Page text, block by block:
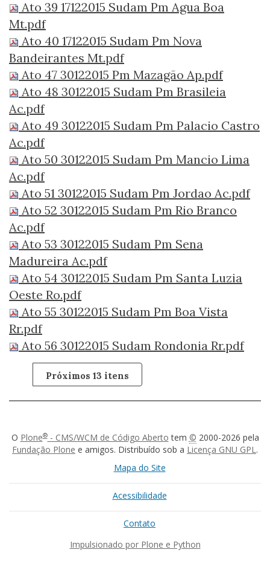
Ato 39 17122015 Sudam Pm Agua Boa
Mt.pdf
Ato 40 17122015 Sudam Pm Nova
Bandeirantes Mt.pdf
Ato 47 30122015 Pm Mazagão Ap.pdf
Ato 48 30122015 Sudam Pm Brasileia
Ac.pdf
Ato 49 30122015 Sudam Pm Palacio Castro
Ac.pdf
Ato 50 30122015 Sudam Pm Mancio Lima
Ac.pdf
Ato 51 30122015 Sudam Pm Jordao Ac.pdf
Ato 52 30122015 Sudam Pm Rio Branco
Ac.pdf
Ato 53 30122015 Sudam Pm Sena
Madureira Ac.pdf
Ato 54 30122015 Sudam Pm Santa Luzia
Oeste Ro.pdf
Ato 55 30122015 Sudam Pm Boa Vista
Rr.pdf
Ato 56 30122015 Sudam Rondonia Rr.pdf
Próximos 13 itens
O Plone®- CMS/WCM de Código Aberto tem © 2000-2026 pela
Fundação Plone e amigos. Distribuído sob a Licença GNU GPL.
Mapa do Site
Acessibilidade
Contato
Impulsionado por Plone e Python